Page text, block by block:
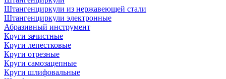
Штангенциркули из нержавеющей стали
Штангенциркули электронные
Абразивный инструмент
Круги зачистные
Круги лепестковые
Круги отрезные
Круги самозацепные
Круги шлифовальные